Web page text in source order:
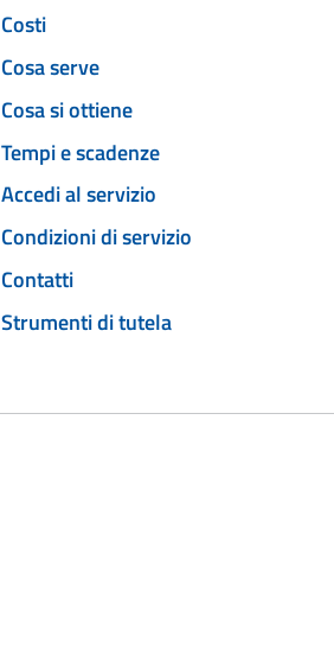
Costi
Cosa serve
Cosa si ottiene
Tempi e scadenze
Accedi al servizio
Condizioni di servizio
Contatti
Strumenti di tutela